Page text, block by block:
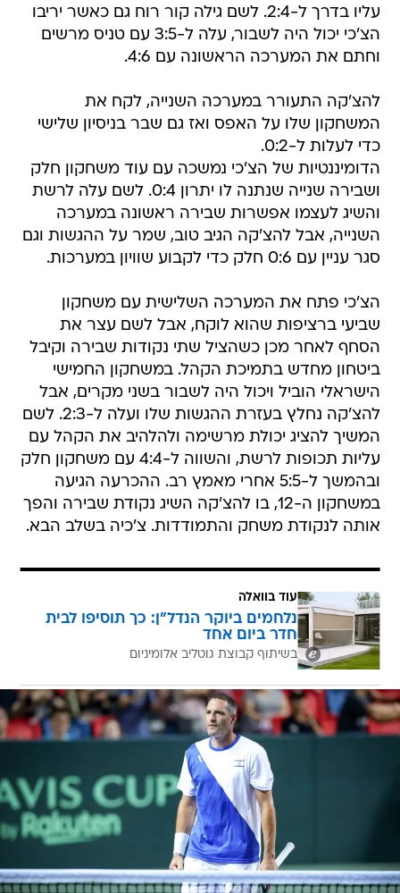
עליו בדרך ל-2:4. לשם גילה קור רוח גם כאשר יריבו
הצ'כי יכול היה לשבור, עלה ל-3:5 עם טניס מרשים
וחתם את המערכה הראשונה עם 4:6.
להצ'קה התעורר במערכה השנייה, לקח את
המשחקון שלו על האפס ואז גם שבר בניסיון שלישי
כדי לעלות ל-0:2.
הדומיננטיות של הצ'כי נמשכה עם עוד משחקון חלק
ושבירה שנייה שנתנה לו יתרון 0:4. לשם עלה לרשת
והשיג לעצמו אפשרות שבירה ראשונה במערכה
השנייה, אבל להצ'קה הגיב טוב, שמר על ההגשות וגם
סגר עניין עם 0:6 חלק כדי לקבוע שוויון במערכות.
הצ'כי פתח את המערכה השלישית עם משחקון
שביעי ברציפות שהוא לוקח, אבל לשם עצר את
הסחף לאחר מכן כשהציל שתי נקודות שבירה וקיבל
ביטחון מחדש בתמיכת הקהל. במשחקון החמישי
הישראלי הוביל ויכול היה לשבור בשני מקרים, אבל
להצ'קה נחלץ בעזרת ההגשות שלו ועלה ל-2:3. לשם
המשיך להציג יכולת מרשימה ולהלהיב את הקהל עם
עליות תכופות לרשת, והשווה ל-4:4 עם משחקון חלק
ובהמשך ל-5:5 אחרי מאמץ רב. ההכרעה הגיעה
במשחקון ה-12, בו להצ'קה השיג נקודת שבירה והפך
אותה לנקודת משחק והתמודדות. צ'כיה בשלב הבא.
עוד בוואלה
נלחמים ביוקר הנדל"ן: כך תוסיפו לבית
חדר ביום אחד
בשיתוף קבוצת גוטליב אלומיניום